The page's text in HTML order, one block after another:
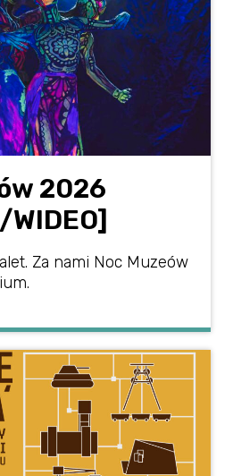
2026
Za nami Noc Muzeów